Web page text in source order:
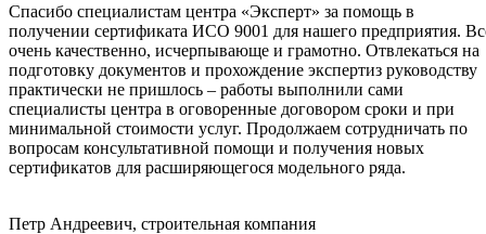
Спасибо специалистам центра «Эксперт» за помощь в
получении сертификата ИСО 9001 для нашего предприятия.
очень качественно, исчерпывающе и грамотно. Отвлекаться на
подготовку документов и прохождение экспертиз руководству
практически не пришлось – работы выполнили сами
специалисты центра в оговоренные договором сроки и при
минимальной стоимости услуг. Продолжаем сотрудничать по
вопросам консультативной помощи и получения новых
сертификатов для расширяющегося модельного ряда.
Петр Андреевич, строительная компания